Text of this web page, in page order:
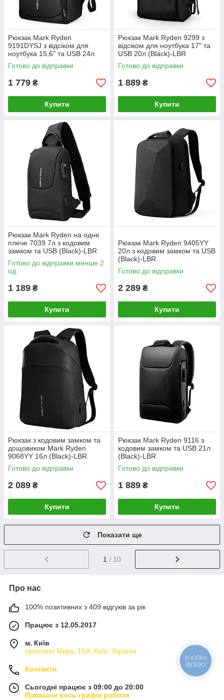
Рюкзак Mark Ryden
9191DYSJ з відсіком для
ноутбука 15,6" та USB 24л
(Black)-LВR
Готово до відправки
1 779 ₴
Купити
Рюкзак Mark Ryden 9299 з
відсіком для ноутбука 17" та
USB 20л (Black)-LВR
Готово до відправки
1 889 ₴
Купити
Рюкзак Mark Ryden на одне
плече 7039 7л з кодовим
замком та USB (Black)-LВR
Готово до відправки менше 2
од.
1 189 ₴
Купити
Рюкзак Mark Ryden 9405YY
20л з кодовим замком та USB
(Black)-LВR
Готово до відправки
2 289 ₴
Купити
Рюкзак з кодовим замком та
дощовиком Mark Ryden
9068YY 16л (Black)-LВR
Готово до відправки
2 089 ₴
Купити
Рюкзак Mark Ryden 9116 з
кодовим замком та USB 21л
(Black)-LВR
Готово до відправки
1 889 ₴
Купити
Показати ще
1 / 10
Про нас
100% позитивних з 409 відгуків за рік
Працює з 12.05.2017
м. Київ
проспект Миру, 15А, Київ, Україна
Контакти
Сьогодні працює з 09:00 до 20:00
Показати весь графік роботи
КНОПКА
ЗВ'ЯЗКУ